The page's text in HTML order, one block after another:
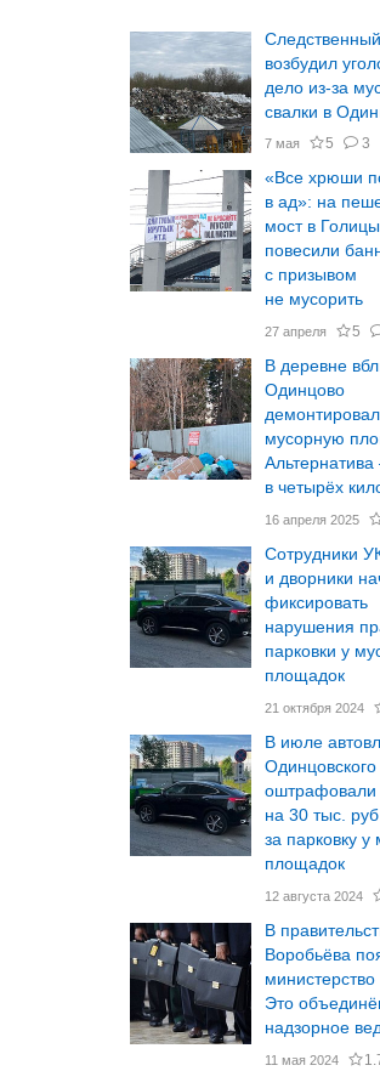
возбудил
дело из-за
свалки в
7 мая 5 3
«Все хрюши
в ад»: на
мост в
повесили
с призывом
не мусорить
27 апреля 5
В деревне
Одинцово
мусорную
в четырёх
16 апреля 2025
Сотрудники
и дворники
фиксировать
нарушения
парковки у
площадок
21 октября 2024
В июле
Одинцовского
оштрафовали
на 30 тыс. руб
за парковку у
площадок
12 августа 2024
В
Воробьёва
министерство
Это
надзорное
11 мая 2024